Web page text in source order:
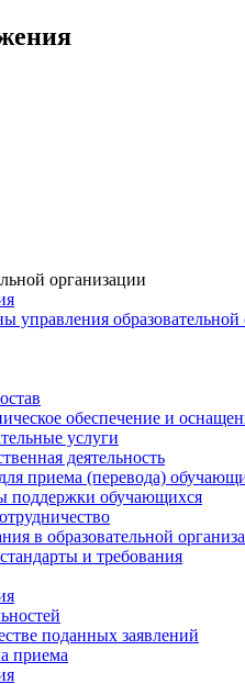
организации
управления образовательной
обеспечение и
услуги
деятельность
приема (перевода)
поддержки обучающихся
в образовательной
и требования
поданных заявлений
приема